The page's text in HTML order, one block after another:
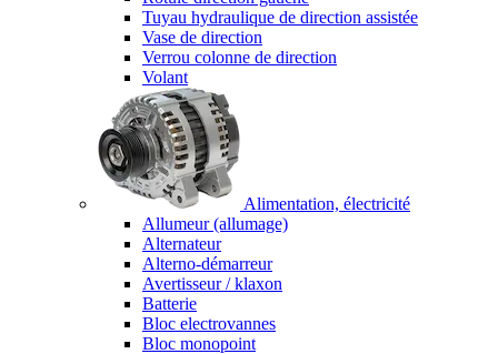
Tuyau hydraulique de direction assistée
Vase de direction
Verrou colonne de direction
Volant
Alimentation, électricité
Allumeur (allumage)
Alternateur
Alterno-démarreur
Avertisseur / klaxon
Batterie
Bloc electrovannes
Bloc monopoint